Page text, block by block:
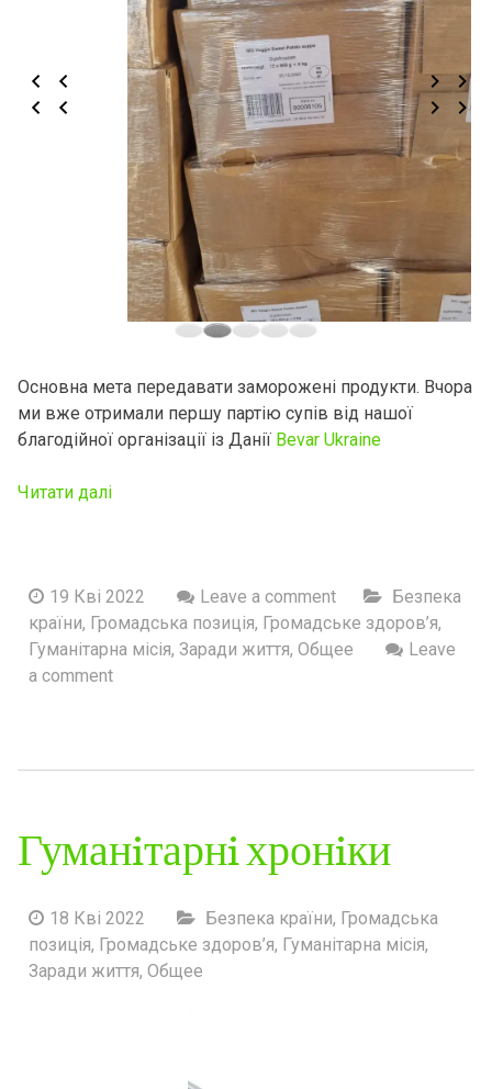
Основна мета передавати заморожені продукти. Вчора
ми вже отримали першу партію супів від нашої
благодійної організації із Данії Bevar Ukraine
Читати далі
19 Кві 2022 Leave a comment
Безпека
країни, Громадська позиція, Громадське здоров’я,
Гуманітарна місія, Заради життя, Общее
Leave
a comment
Гуманiтарнi хронiки
18 Кві 2022 Безпека країни, Громадська
позиція, Громадське здоров’я, Гуманітарна місія,
Заради життя, Общее